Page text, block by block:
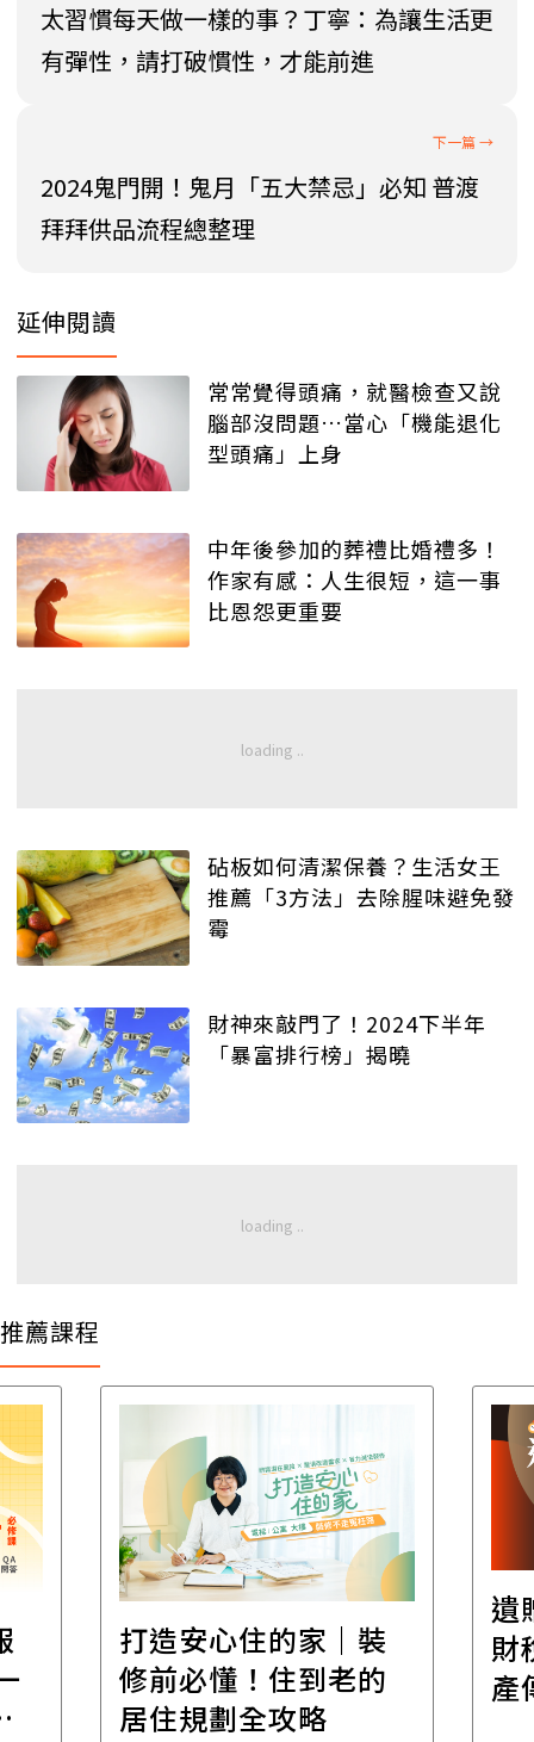
太習慣每天做一樣的事？丁寧：為讓生活更
有彈性，請打破慣性，才能前進
2024鬼門開！鬼月「五大禁忌」必知 普渡
拜拜供品流程總整理
延伸閱讀
常常覺得頭痛，就醫檢查又說
腦部沒問題…當心「機能退化
型頭痛」上身
中年後參加的葬禮比婚禮多！
作家有感：人生很短，這一事
比恩怨更重要
砧板如何清潔保養？生活女王
推薦「3方法」去除腥味避免發
霉
財神來敲門了！2024下半年
「暴富排行榜」揭曉
推薦課程
打造安心住的家｜裝
修前必懂！住到老的
居住規劃全攻略
遺
財
產